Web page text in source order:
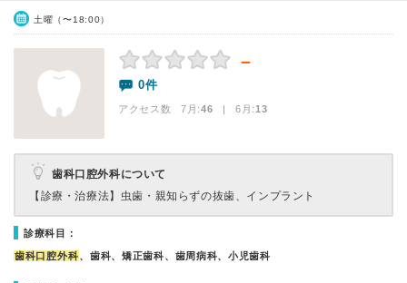
土曜（〜18:00）
－
0件
アクセス数 7月:46 | 6月:13
歯科口腔外科について
【診療・治療法】 虫歯・親知らずの抜歯、インプラント
診療科目：
歯科口腔外科、歯科、矯正歯科、歯周病科、小児歯科